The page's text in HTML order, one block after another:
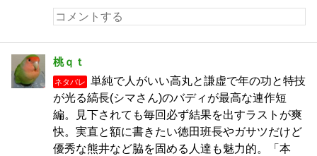
桃ｑｔ
ネタバレ
単純で人がいい高丸と謙虚で年の功と特技
が光る縞長(シマさん)のバディが最高な連作短
編。見下されても毎回必ず結果を出すラストが爽
快。実直と額に書きたい徳田班長やガサツだけど
優秀な熊井など脇を固める人達も魅力的。「本